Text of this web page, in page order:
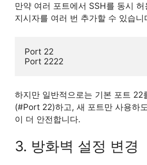
만약 여러 포트에서 SSH를 동시
지시자를 여러 번 추가할 수 있습니
Port 22
하지만 일반적으로는 기본 포트 22
(#Port 22)하고, 새 포트만 사용하
이 더 안전합니다.
3. 방화벽 설정 변경